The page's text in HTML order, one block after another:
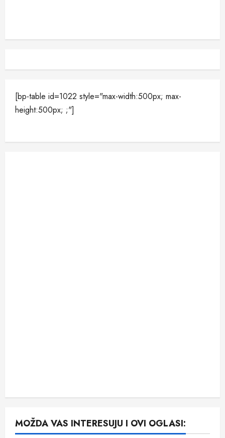
[bp-table id=1022 style="max-width:500px; max-
height:500px; ;"]
MOŽDA VAS INTERESUJU I OVI OGLASI: